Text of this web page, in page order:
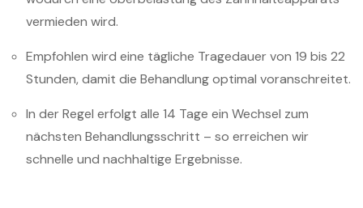
vermieden wird.
Empfohlen wird eine tägliche Tragedauer von 19 bis 22
Stunden, damit die Behandlung optimal voranschreitet.
In der Regel erfolgt alle 14 Tage ein Wechsel zum
nächsten Behandlungsschritt – so erreichen wir
schnelle und nachhaltige Ergebnisse.